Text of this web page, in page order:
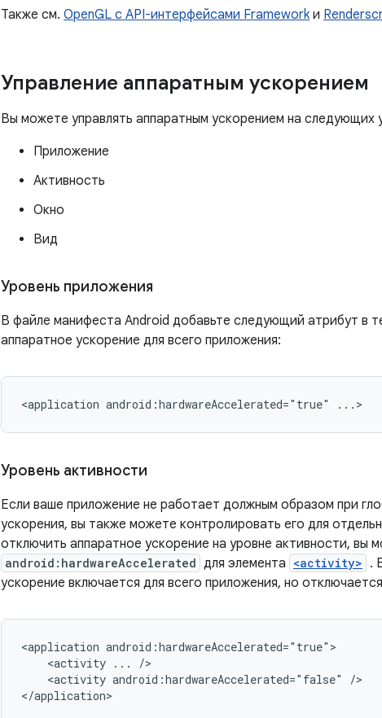
Также см. OpenGL с API-интерфейсами Frameworkи
Управление аппаратным ускорением
Вы можете управлять аппаратным ускорением на следующих
Приложение
Активность
Окно
Вид
Уровень приложения
В файле манифеста Android добавьте следующий атрибут в
аппаратное ускорение для всего приложения:
<application android:hardwareAccelerated="true" ...>
Уровень активности
Если ваше приложение не работает должным образом при
ускорения, вы также можете контролировать его для
отключить аппаратное ускорение на уровне активности, вы
android:hardwareAccelerated для элемента <activity> .
ускорение включается для всего приложения, но
<application
<activity ...
<activity android:hardwareAccelerated="false"
/>
</application>